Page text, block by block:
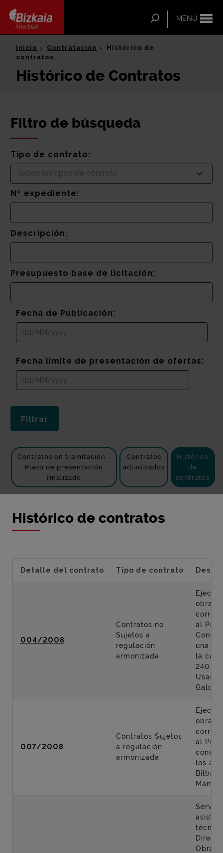
MENÚ
Buscar
Inicio Contratación
Histórico de
contratos
Histórico de Contratos
Filtro de búsqueda
Tipo de contrato:
Todos los tipos de contrato
Nº expediente:
Descripción:
Presupuesto base de licitación:
Fecha de Publicación:
Fecha límite de presentación de ofertas:
Contratos en tramitación -
Plazo de presentación
finalizado
Contratos
adjudicados
Histórico
de
contratos
Histórico de contratos
Detalle del contrato Tipo de contrato
004/2008
Contratos no
Sujetos a
regulación
armonizada
obras
al
una
la
240 en
007/2008
Contratos Sujetos
a regulación
armonizada
obras
al
los
Bilbao
Mamés
Obra y